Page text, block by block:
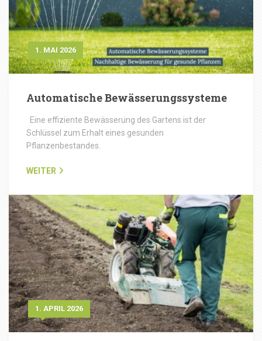
1. MAI 2026
Automatische Bewässerungssysteme
Eine effiziente Bewässerung des Gartens ist der
Schlüssel zum Erhalt eines gesunden
Pflanzenbestandes.
WEITER
1. APRIL 2026